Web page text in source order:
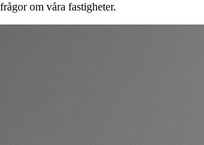
om våra fastigheter.